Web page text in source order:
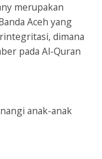
merupakan
Aceh yang
dimana
pada Al-Quran
anak-anak